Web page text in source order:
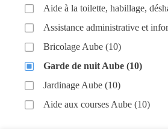
Aide à la toilette, habillage,
Assistance administrative et
Bricolage Aube (10)
Garde de nuit Aube (10)
Jardinage Aube (10)
Aide aux courses Aube (10)